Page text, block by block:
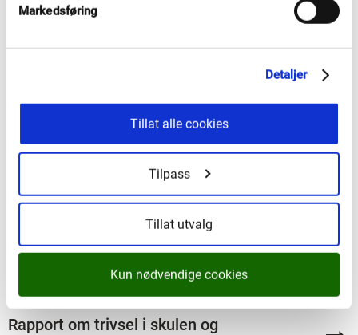
Markedsføring
Detaljer
Tillat alle cookies
Tilpass
Tillat utvalg
Kun nødvendige cookies
obligatorisk for alle vidaregåande skuler, og anbefalt
svara frå spørsmål i vestlandspakka i vidaregåande
Ungdata 2021 – Vestlandspakka: Vidaregåande
skule (PowerBI)
Presentasjonane av vestlandspakka er utarbeidd av
Vestland fylkeskommune. NOVA er ikkje ansvarleg for
Rapport om trivsel i skulen og